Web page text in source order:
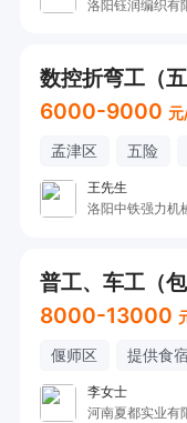
洛阳钰润编织有
数控折弯工（
6000-9000 元
孟津区 五险
王先生
洛阳中铁强力机
普工、车工（包
8000-13000
偃师区 提供食
李女士
河南夏都实业有